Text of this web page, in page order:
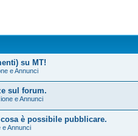
su MT!
e Annunci
sul forum.
e Annunci
è possibile pubblicare.
e Annunci